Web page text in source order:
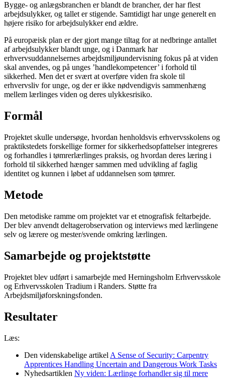
Bygge- og anlægsbranchen er blandt de brancher, der har flest
arbejdsulykker, og tallet er stigende. Samtidigt har unge generelt en
højere risiko for arbejdsulykker end ældre.
På europæisk plan er der gjort mange tiltag for at nedbringe antallet
af arbejdsulykker blandt unge, og i Danmark har
erhvervsuddannelsernes arbejdsmiljøundervisning fokus på at viden
skal anvendes, og på unges ’handlekompetencer’ i forhold til
sikkerhed. Men det er svært at overføre viden fra skole til
erhvervsliv for unge, og der er ikke nødvendigvis sammenhæng
mellem lærlinges viden og deres ulykkesrisiko.
Formål
Projektet skulle undersøge, hvordan henholdsvis erhvervsskolens og
praktikstedets forskellige former for sikkerhedsopfattelser integreres
og forhandles i tømrerlærlinges praksis, og hvordan deres læring i
forhold til sikkerhed hænger sammen med udvikling af faglig
identitet og kunnen i løbet af uddannelsen som tømrer.
Metode
Den metodiske ramme om projektet var et etnografisk feltarbejde.
Der blev anvendt deltagerobservation og interviews med lærlingene
selv og lærere og mester/svende omkring lærlingen.
Samarbejde og projektstøtte
Projektet blev udført i samarbejde med Herningsholm Erhvervsskole
og Erhvervsskolen Tradium i Randers. Støtte fra
Arbejdsmiljøforskningsfonden.
Resultater
Læs:
Den videnskabelige artikel A Sense of Security: Carpentry
Apprentices Handling Uncertain and Dangerous Work Tasks
Nyhedsartiklen Ny viden: Lærlinge forhandler sig til mere